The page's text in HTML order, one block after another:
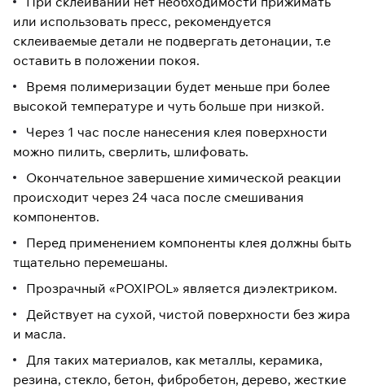
или использовать пресс, рекомендуется
склеиваемые детали не подвергать детонации, т.е
оставить в положении покоя.
Время полимеризации будет меньше при более
высокой температуре и чуть больше при низкой.
Через 1 час после нанесения клея поверхности
можно пилить, сверлить, шлифовать.
Окончательное завершение химической реакции
происходит через 24 часа после смешивания
компонентов.
Перед применением компоненты клея должны быть
тщательно перемешаны.
Прозрачный «POXIPOL» является диэлектриком.
Действует на сухой, чистой поверхности без жира
и масла.
Для таких материалов, как металлы, керамика,
резина, стекло, бетон, фибробетон, дерево, жесткие